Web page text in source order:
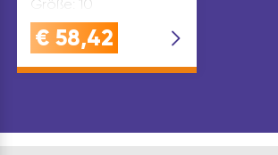
Größe: 10
€ 58,42